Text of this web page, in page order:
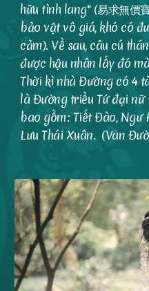
hữu tình lang" (易求無價
bảo vật vô giá, khó có
cảm). Về sau, câu cú
được hậu nhân lấy đó
Thời kì nhà Đường có 4
là Đường triều Tứ đại nữ
bao gồm: Tiết Đào, Ngư
Lưu Thái Xuân. (Vãn